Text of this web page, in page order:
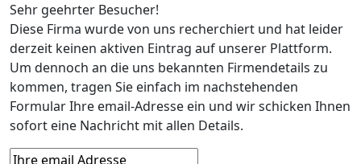
Sehr geehrter Besucher!
Diese Firma wurde von uns recherchiert und hat leider
derzeit keinen aktiven Eintrag auf unserer Plattform.
Um dennoch an die uns bekannten Firmendetails zu
kommen, tragen Sie einfach im nachstehenden
Formular Ihre email-Adresse ein und wir schicken Ihnen
sofort eine Nachricht mit allen Details.